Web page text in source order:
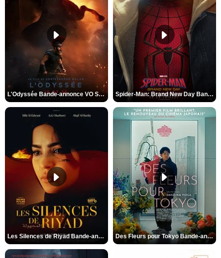
L'Odyssée Bande-annonce VO STFR Spider-Man: Brand New Day Bande-annonce VO STFR
Les Silences de Riyad Bande-annonce VO STFR Des Fleurs pour Tokyo Bande-annonce VO STFR